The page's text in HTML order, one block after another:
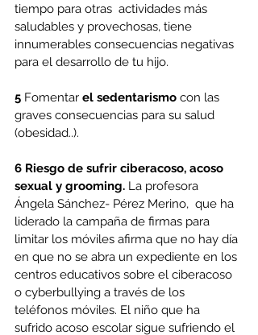
tiempo para otras  actividades más
saludables y provechosas, tiene
innumerables consecuencias negativas
para el desarrollo de tu hijo.
5 Fomentar el sedentarismo con las
graves consecuencias para su salud
(obesidad..).
6 Riesgo de sufrir ciberacoso, acoso
sexual y grooming. La profesora
Ángela Sánchez- Pérez Merino,  que ha
liderado la campaña de firmas para
limitar los móviles afirma que no hay día
en que no se abra un expediente en los
centros educativos sobre el ciberacoso
o cyberbullying a través de los
teléfonos móviles. El niño que ha
sufrido acoso escolar sigue sufriendo el